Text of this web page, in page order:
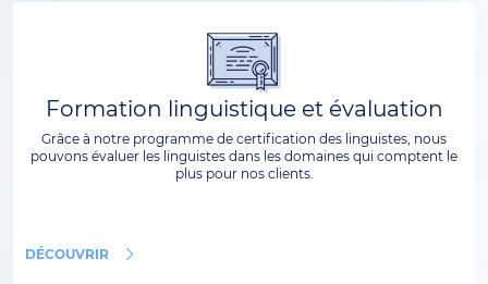
Formation linguistique et évaluation
Grâce à notre programme de certification des linguistes, nous
pouvons évaluer les linguistes dans les domaines qui comptent le
plus pour nos clients.
DÉCOUVRIR